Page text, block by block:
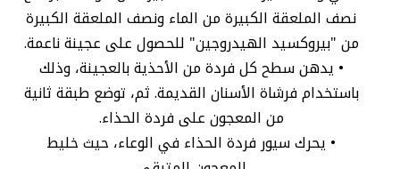
نصف الملعقة الكبيرة من الماء ونصف الملعقة الكبيرة
من "بيروكسيد الهيدروجين" للحصول على عجينة ناعمة.
• يدهن سطح كل فردة من الأحذية بالعجينة، وذلك
باستخدام فرشاة الأسنان القديمة. ثم، توضع طبقة ثانية
من المعجون على فردة الحذاء.
• يحرك سيور فردة الحذاء في الوعاء، حيث خليط